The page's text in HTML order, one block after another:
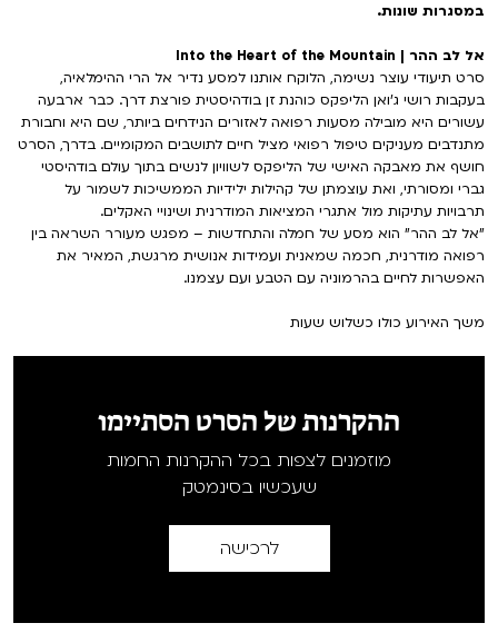
במסגרות שונות.
אל לב ההר | Into the Heart of the Mountain
סרט תיעודי עוצר נשימה, הלוקח אותנו למסע נדיר אל הרי ההימלאיה,
בעקבות רושי ג’ואן הליפקס כוהנת זן בודהיסטית פורצת דרך. כבר ארבעה
עשורים היא מובילה מסעות רפואה לאזורים הנידחים ביותר, שם היא וחבורת
מתנדבים מעניקים טיפול רפואי מציל חיים לתושבים המקומיים. בדרך, הסרט
חושף את מאבקה האישי של הליפקס לשוויון לנשים בתוך עולם בודהיסטי
גברי ומסורתי, ואת עוצמתן של קהילות ילידיות הממשיכות לשמור על
תרבויות עתיקות מול אתגרי המציאות המודרנית ושינויי האקלים.
"אל לב ההר" הוא מסע של חמלה והתחדשות – מפגש מעורר השראה בין
רפואה מודרנית, חכמה שמאנית ועמידות אנושית מרגשת, המאיר את
האפשרות לחיים בהרמוניה עם הטבע ועם עצמנו.
משך האירוע כולו כשלוש שעות
ההקרנות של הסרט הסתיימו
מוזמנים לצפות בכל ההקרנות החמות
שעכשיו בסינמטק
לרכישה